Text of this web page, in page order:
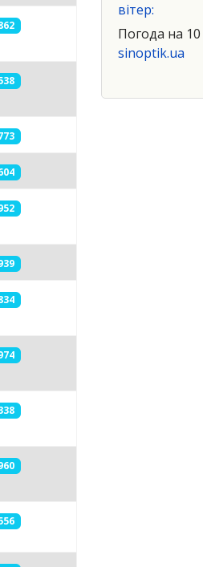
вітер:
Погода на 10
sinoptik.ua